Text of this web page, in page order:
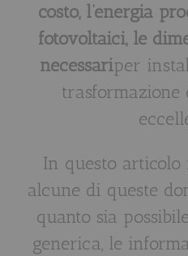
costo, l’energia
fotovoltaici, le
necessariper
trasformazione
In questo articolo
alcune di queste
quanto sia
generica, le